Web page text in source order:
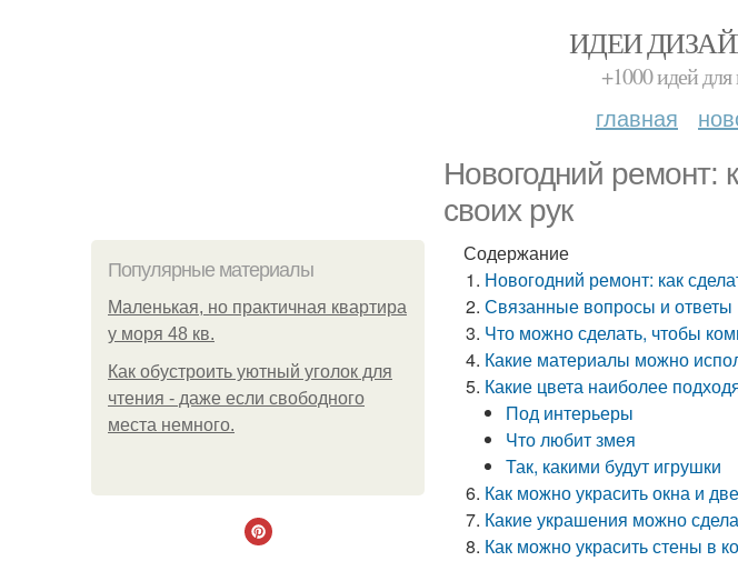
ИДЕИ
+1000 идей
главная
Новогодний ремонт:
своих рук
Популярные материалы
Маленькая, но практичная квартира
у моря 48 кв.
Как обустроить уютный уголок для
чтения - даже если свободного
места немного.
Содержание
Новогодний ремонт: как
Связанные вопросы и ответы
Что можно сделать, чтобы
Какие материалы можно
Какие цвета наиболее
Под интерьеры
Что любит змея
Так, какими будут игрушки
Как можно украсить окна и
Какие украшения можно
Как можно украсить стены в